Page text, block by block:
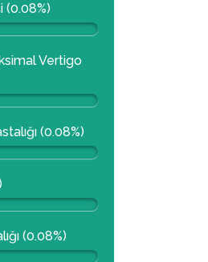
(0.08%)
Vertigo
(0.08%)
(0.08%)